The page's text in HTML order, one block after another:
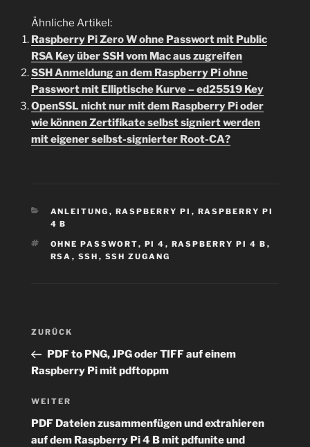
Ähnliche Artikel:
Raspberry Pi Zero W ohne Passwort mit Public
RSA Key über SSH vom Mac aus zugreifen
SSH Anmeldung an dem Raspberry Pi ohne
Passwort mit Elliptische Kurve – ed25519 Key
OpenSSL nicht nur mit dem Raspberry Pi oder
wie können Zertifikate selbst signiert werden
mit eigener selbst-signierter Root-CA?
KATEGORIEN
ANLEITUNG , RASPBERRY PI , RASPBERRY PI
4 B
SCHLAGWÖRTER
OHNE PASSWORT, PI 4 , RASPBERRY PI 4 B ,
RSA , SSH , SSH ZUGANG
Beitragsnavigation
Vorheriger
Beitrag
ZURÜCK
PDF to PNG, JPG oder TIFF auf einem
Raspberry Pi mit pdftoppm
Nächster
Beitrag
WEITER
PDF Dateien zusammenfügen und extrahieren
auf dem Raspberry Pi 4 B mit pdfunite und